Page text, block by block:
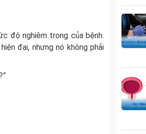
độ nghiêm trọng của bệnh.
đại, nhưng nó không phải